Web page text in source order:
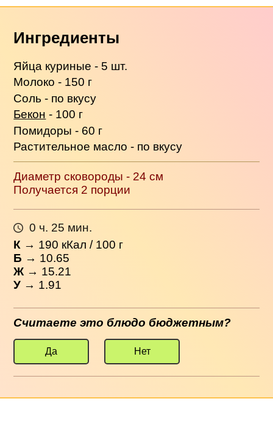
Ингредиенты
Яйца куриные - 5 шт.
Молоко - 150 г
Соль - по вкусу
Бекон - 100 г
Помидоры - 60 г
Растительное масло - по вкусу
Диаметр сковороды - 24 см
Получается 2 порции
0 ч. 25 мин.
К → 190 кКал / 100 г
Б → 10.65
Ж → 15.21
У → 1.91
Считаете это блюдо бюджетным?
Да Нет